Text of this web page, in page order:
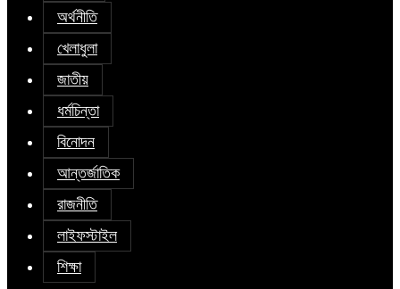
অর্থনীতি
খেলাধুলা
জাতীয়
ধর্মচিন্তা
বিনোদন
আন্তর্জাতিক
রাজনীতি
লাইফস্টাইল
শিক্ষা